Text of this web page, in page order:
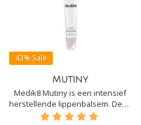
43% Sale
Mutiny
Medik8 Mutiny is een intensief
herstellende lippenbalsem. Deze
lipbalm geeft onmiddellijke en